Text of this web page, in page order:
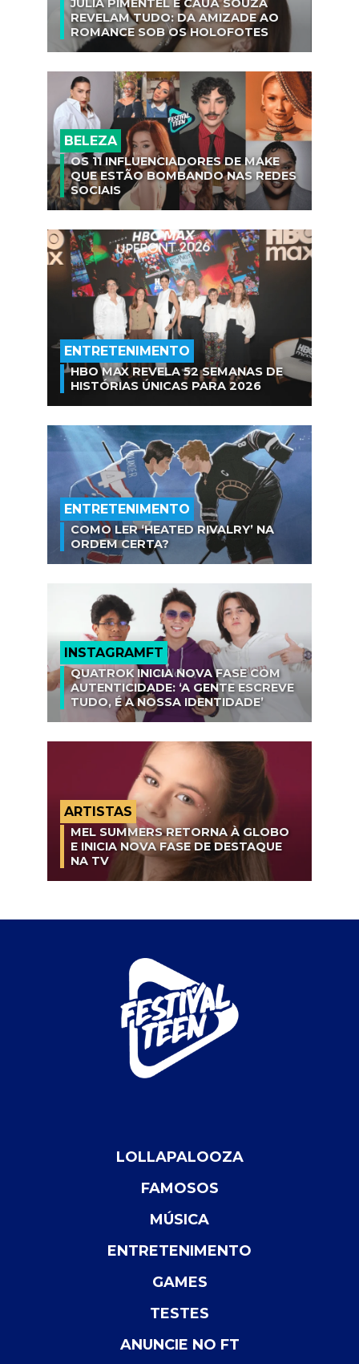
JULIA PIMENTEL E CAUÃ SOUZA
REVELAM TUDO: DA AMIZADE AO
ROMANCE SOB OS HOLOFOTES
BELEZA
OS 11 INFLUENCIADORES DE MAKE
QUE ESTÃO BOMBANDO NAS REDES
SOCIAIS
ENTRETENIMENTO
HBO MAX REVELA 52 SEMANAS DE
HISTÓRIAS ÚNICAS PARA 2026
ENTRETENIMENTO
COMO LER ‘HEATED RIVALRY’ NA
ORDEM CERTA?
INSTAGRAMFT
QUATROK INICIA NOVA FASE COM
AUTENTICIDADE: ‘A GENTE ESCREVE
TUDO, É A NOSSA IDENTIDADE’
ARTISTAS
MEL SUMMERS RETORNA À GLOBO
E INICIA NOVA FASE DE DESTAQUE
NA TV
LOLLAPALOOZA
FAMOSOS
MÚSICA
ENTRETENIMENTO
GAMES
TESTES
ANUNCIE NO FT